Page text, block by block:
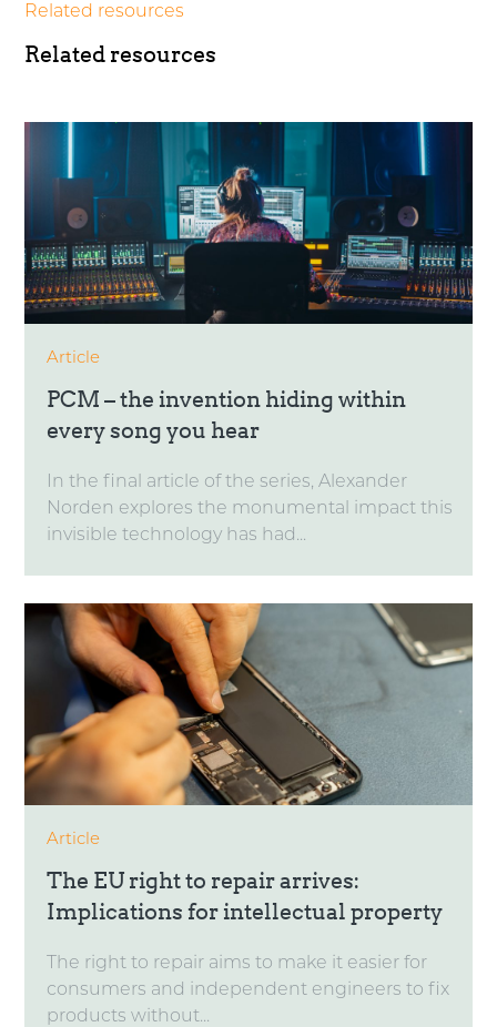
Related resources
Related resources
Article
PCM – the invention hiding within
every song you hear
In the final article of the series, Alexander
Norden explores the monumental impact this
invisible technology has had...
Article
The EU right to repair arrives:
Implications for intellectual property
The right to repair aims to make it easier for
consumers and independent engineers to fix
products without...